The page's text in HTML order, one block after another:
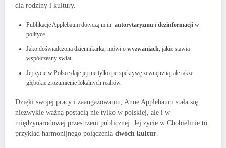
dla rodziny i kultury.
Publikacje Applebaum dotyczą m.in. autorytaryzmu i dezinformacji w
polityce.
Jako doświadczona dziennikarka, mówi o wyzwaniach, jakie stawia
współczesny świat.
Jej życie w Polsce daje jej nie tylko perspektywę zewnętrzną, ale także
głębokie zrozumienie lokalnych realiów.
Dzięki swojej pracy i zaangażowaniu, Anne Applebaum stała się
niezwykle ważną postacią nie tylko w polskiej, ale i w
międzynarodowej przestrzeni publicznej. Jej życie w Chobielinie to
przykład harmonijnego połączenia dwóch kultur.